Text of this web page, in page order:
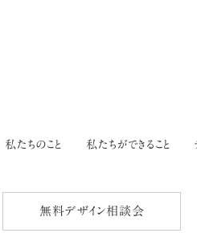
私たちのこと 私たちができること
無料デザイン相談会